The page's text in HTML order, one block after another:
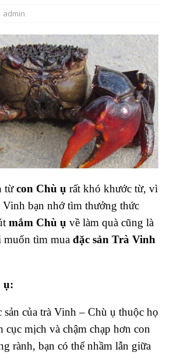
admin
từcon Chù ụ rất khó khước từ, vì
bạn nhớ tìm thưởng thức
mắm Chù ụ về làm quà cũng là
tìm mua đặc sản Trà Vinh
ụ:
sản của trà Vinh – Chù ụ thuộc họ
cục mịch và chậm chạp hơn con
rành, bạn có thể nhầm lẫn giữa